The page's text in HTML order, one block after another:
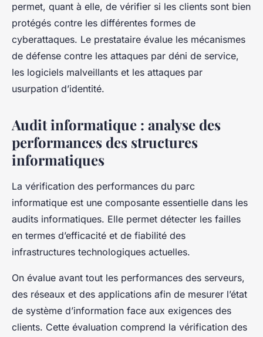
permet, quant à elle, de vérifier si les clients sont bien
protégés contre les différentes formes de
cyberattaques. Le prestataire évalue les mécanismes
de défense contre les attaques par déni de service,
les logiciels malveillants et les attaques par
usurpation d’identité.
Audit informatique : analyse des
performances des structures
informatiques
La vérification des performances du parc
informatique est une composante essentielle dans les
audits informatiques. Elle permet détecter les failles
en termes d’efficacité et de fiabilité des
infrastructures technologiques actuelles.
On évalue avant tout les performances des serveurs,
des réseaux et des applications afin de mesurer l’état
de système d’information face aux exigences des
clients. Cette évaluation comprend la vérification des